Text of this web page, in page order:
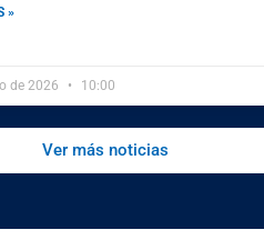
»
de 2026 10:00
Ver más noticias